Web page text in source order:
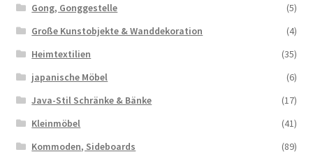
Gong, Gonggestelle
(5)
Große Kunstobjekte & Wanddekoration
(4)
Heimtextilien
(35)
japanische Möbel
(6)
Java-Stil Schränke & Bänke
(17)
Kleinmöbel
(41)
Kommoden, Sideboards
(89)